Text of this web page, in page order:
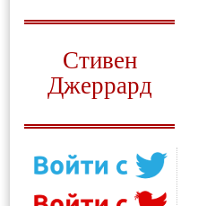
Стивен
Джеррард